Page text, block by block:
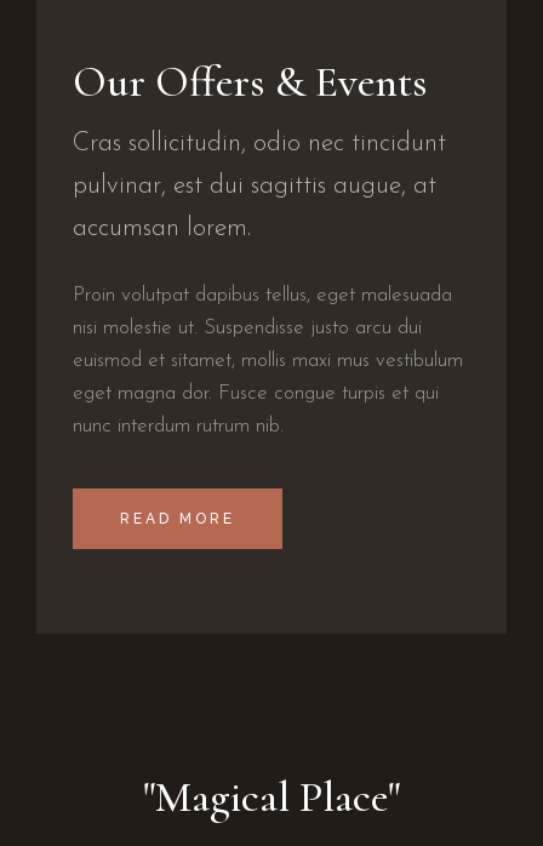
Our Offers & Events
Cras sollicitudin, odio nec tincidunt
pulvinar, est dui sagittis augue, at
accumsan lorem.
Proin volutpat dapibus tellus, eget malesuada
nisi molestie ut. Suspendisse justo arcu dui
euismod et sitamet, mollis maxi mus vestibulum
eget magna dor. Fusce congue turpis et qui
nunc interdum rutrum nib.
READ MORE
"Magical Place"